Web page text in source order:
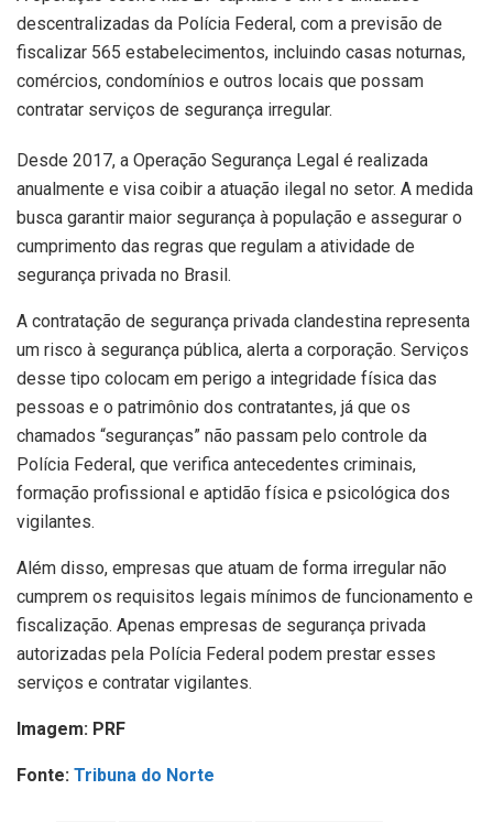
descentralizadas da Polícia Federal, com a previsão de
fiscalizar 565 estabelecimentos, incluindo casas noturnas,
comércios, condomínios e outros locais que possam
contratar serviços de segurança irregular.
Desde 2017, a Operação Segurança Legal é realizada
anualmente e visa coibir a atuação ilegal no setor. A medida
busca garantir maior segurança à população e assegurar o
cumprimento das regras que regulam a atividade de
segurança privada no Brasil.
A contratação de segurança privada clandestina representa
um risco à segurança pública, alerta a corporação. Serviços
desse tipo colocam em perigo a integridade física das
pessoas e o patrimônio dos contratantes, já que os
chamados “seguranças” não passam pelo controle da
Polícia Federal, que verifica antecedentes criminais,
formação profissional e aptidão física e psicológica dos
vigilantes.
Além disso, empresas que atuam de forma irregular não
cumprem os requisitos legais mínimos de funcionamento e
fiscalização. Apenas empresas de segurança privada
autorizadas pela Polícia Federal podem prestar esses
serviços e contratar vigilantes.
Imagem: PRF
Fonte: Tribuna do Norte